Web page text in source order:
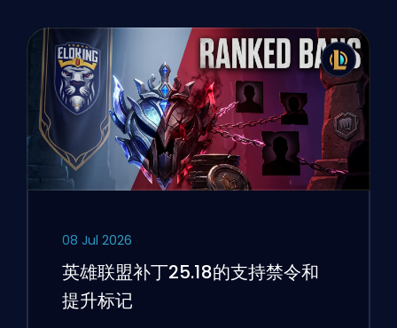
08 Jul 2026
英雄联盟补丁25.18的支持禁令和
提升标记